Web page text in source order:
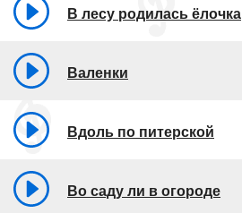
В лесу родилась ёлочка
Валенки
Вдоль по питерской
Во саду ли в огороде